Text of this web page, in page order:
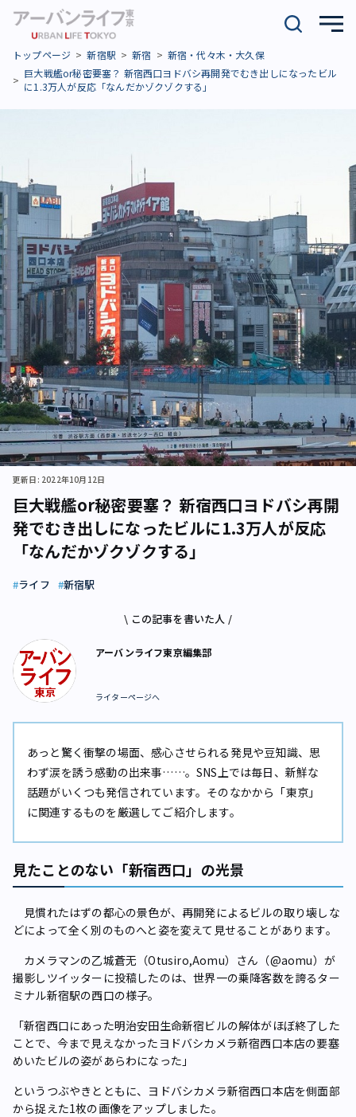
トップページ 新宿駅 新宿
新宿・代々木・大久保
巨大戦艦or秘密要塞？ 新宿西口ヨドバシ再開発でむき出しになったビル
に1.3万人が反応「なんだかゾクゾクする」
巨大戦艦or秘密要塞？ 新宿西口ヨドバシ再開
発でむき出しになったビルに1.3万人が反応
「なんだかゾクゾクする」
更新日: 2022年10月12日
ライフ 新宿駅
\ この記事を書いた人 /
アーバンライフ東京編集部
ライターページへ
あっと驚く衝撃の場面、感心させられる発見や豆知識、思
わず涙を誘う感動の出来事……。SNS上では毎日、新鮮な
話題がいくつも発信されています。そのなかから「東京」
に関連するものを厳選してご紹介します。
見たことのない「新宿西口」の光景
見慣れたはずの都心の景色が、再開発によるビルの取り壊しな
どによって全く別のものへと姿を変えて見せることがあります。
カメラマンの乙城蒼无（Otusiro,Aomu）さん（@aomu）が
撮影しツイッターに投稿したのは、世界一の乗降客数を誇るター
ミナル新宿駅の西口の様子。
「新宿西口にあった明治安田生命新宿ビルの解体がほぼ終了した
ことで、今まで見えなかったヨドバシカメラ新宿西口本店の要塞
めいたビルの姿があらわになった」
というつぶやきとともに、ヨドバシカメラ新宿西口本店を側面部
から捉えた1枚の画像をアップしました。